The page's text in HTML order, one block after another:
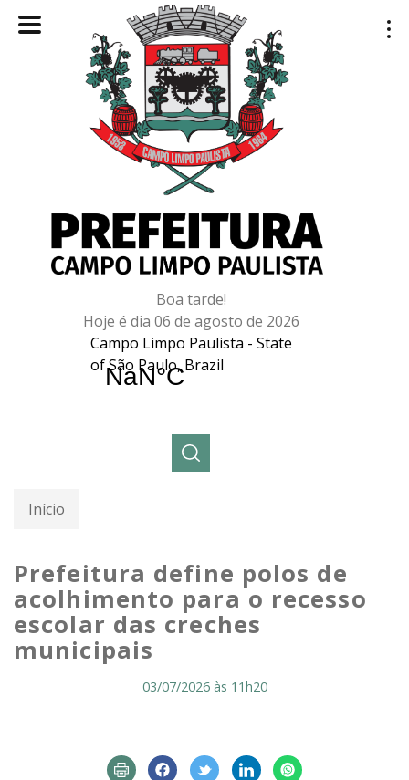
Boa tarde!
Hoje é dia 06 de agosto de 2026
Campo Limpo Paulista - State
of São Paulo, Brazil
Início
Prefeitura define polos de
acolhimento para o recesso
escolar das creches
municipais
03/07/2026 às 11h20